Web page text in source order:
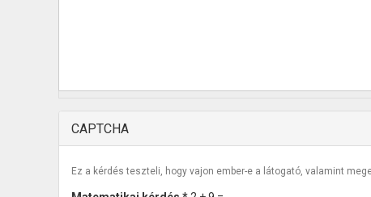
CAPTCHA
Ez a kérdés teszteli, hogy vajon ember-e a látogató, valamint